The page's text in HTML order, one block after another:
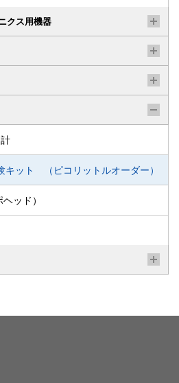
クス用機器
キット （ピコリットルオーダー）
ッド）